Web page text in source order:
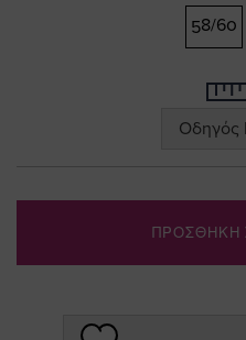
58/60
Οδηγός
ΠΡΟΣΘΗΚΗ